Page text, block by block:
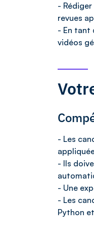
-
revues
- En tant
vidéos
- Les
- Ils
- Une
- Les
Python